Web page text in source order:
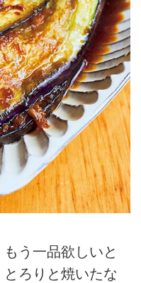
う一品欲しいと
ろりと焼いたな